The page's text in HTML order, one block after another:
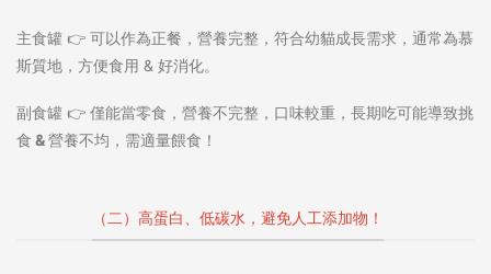
主食罐 👉 可以作為正餐 ，營養完整，符合幼貓成長需求，通常為慕
斯質地 ，方便食用 & 好消化。
副食罐 👉 僅能當零食 ，營養不完整，口味較重，長期吃可能導致挑
食 & 營養不均 ，需適量餵食 ！
（二）高蛋白、低碳水，避免人工添加物！